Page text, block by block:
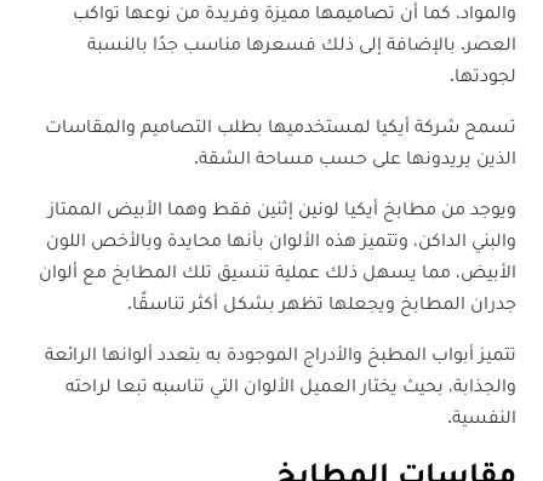
والمواد، كما أن تصاميمها مميزة وفريدة من نوعها تواكب
العصر. بالإضافة إلى ذلك فسعرها مناسب جدًا بالنسبة
لجودتها.
تسمح شركة أيكيا لمستخدميها بطلب التصاميم والمقاسات
الذين يريدونها على حسب مساحة الشقة.
ويوجد من مطابخ أيكيا لونين إثنين فقط وهما الأبيض الممتاز
والبني الداكن، وتتميز هذه الألوان بأنها محايدة وبالأخص اللون
الأبيض، مما يسهل ذلك عملية تنسيق تلك المطابخ مع ألوان
جدران المطابخ ويجعلها تظهر بشكل أكثر تناسقًا.
تتميز أبواب المطبخ والأدراج الموجودة به بتعدد ألوانها الرائعة
والجذابة، بحيث يختار العميل الألوان التي تناسبه تبعا لراحته
النفسية.
مقاسات المطابخ